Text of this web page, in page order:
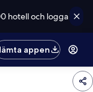
hotell och logga
appen